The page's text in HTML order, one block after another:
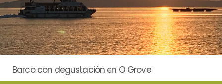
Barco con degustación en O Grove